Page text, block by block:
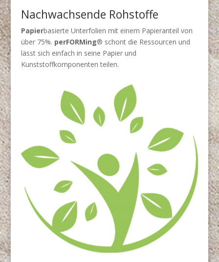
Nachwachsende Rohstoffe
Papierbasierte Unterfolien mit einem Papieranteil von
über 75%. perFORMing® schont die Ressourcen und
lässt sich einfach in seine Papier und
Kunststoffkomponenten teilen.